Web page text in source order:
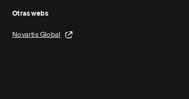
Otras webs
Novartis Global